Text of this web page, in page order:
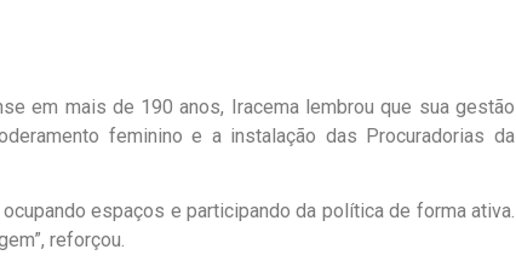
em mais de 190 anos, Iracema lembrou que sua gestão
feminino e a instalação das Procuradorias da
espaços e participando da política de forma ativa.
reforçou.